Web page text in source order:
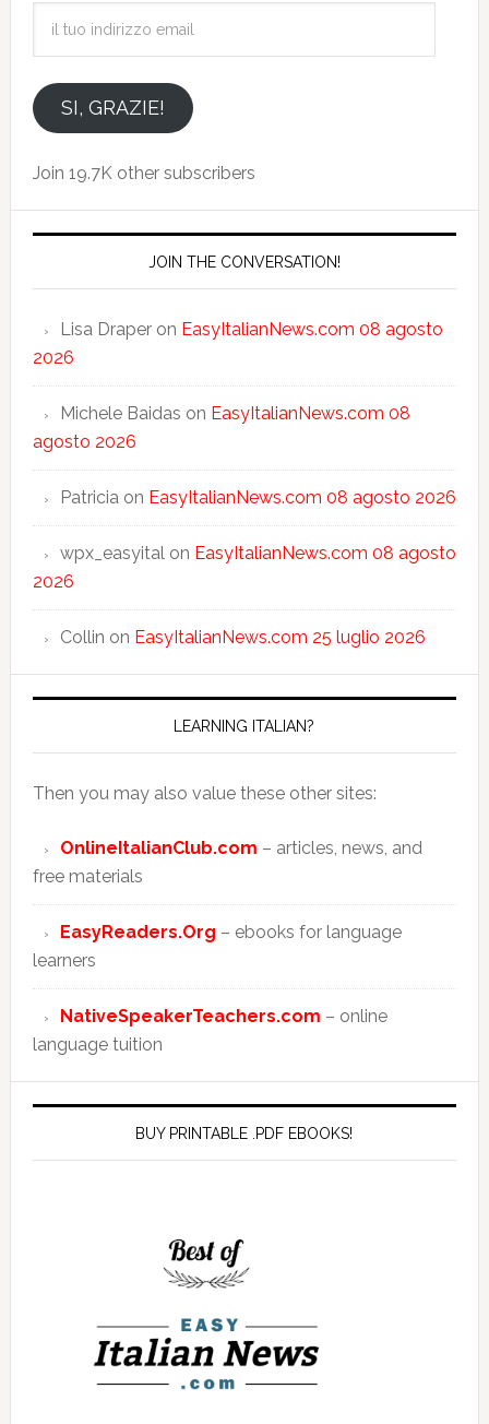
emailSI, GRAZIE!
Join 19.7K other subscribers
JOIN THE CONVERSATION!
Lisa Draperon EasyItalianNews.com 08 agosto
2026
Michele Baidas on EasyItalianNews.com 08
agosto 2026
Patriciaon EasyItalianNews.com 08 agosto 2026
wpx_easyitalon EasyItalianNews.com 08 agosto
2026
Collin on EasyItalianNews.com 25 luglio 2026
LEARNING ITALIAN?
Then you may also value these other sites:
OnlineItalianClub.com – articles, news, and
free materials
EasyReaders.Org – ebooks for language
learners
NativeSpeakerTeachers.com – online
language tuition
BUY PRINTABLE .PDF EBOOKS!